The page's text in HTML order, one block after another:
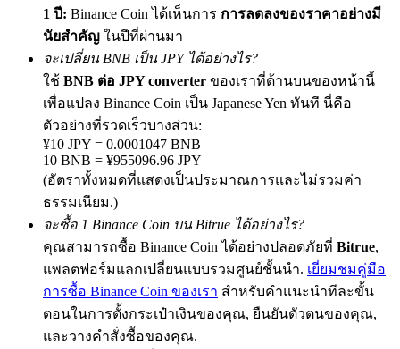
Exclusive for BitMart Users
Register & Trade to Win 500,000 USDT
Precious Metals Trading Carnival
Trade Gold & Silver · 33,333 USDT Bonus
USDT New User Exclusive 10% APR
USDT Flexible Staking | Daily Rewards
1 ปี: Binance Coin ได้เห็นการ การลดลงของราคาอย่างมี
นัยสำคัญ ในปีที่ผ่านมา
จะเปลี่ยน BNB เป็น JPY ได้อย่างไร?
ใช้ BNB ต่อ JPY converter ของเราที่ด้านบนของหน้านี้
เพื่อแปลง Binance Coin เป็น Japanese Yen ทันที นี่คือ
ตัวอย่างที่รวดเร็วบางส่วน:
¥10 JPY = 0.0001047 BNB
10 BNB = ¥955096.96 JPY
(อัตราทั้งหมดที่แสดงเป็นประมาณการและไม่รวมค่า
ธรรมเนียม.)
จะซื้อ 1 Binance Coin บน Bitrue ได้อย่างไร?
คุณสามารถซื้อ Binance Coin ได้อย่างปลอดภัยที่ Bitrue,
แพลตฟอร์มแลกเปลี่ยนแบบรวมศูนย์ชั้นนำ. เยี่ยมชมคู่มือ
การซื้อ Binance Coin ของเรา สำหรับคำแนะนำทีละขั้น
ตอนในการตั้งกระเป๋าเงินของคุณ, ยืนยันตัวตนของคุณ,
และวางคำสั่งซื้อของคุณ.